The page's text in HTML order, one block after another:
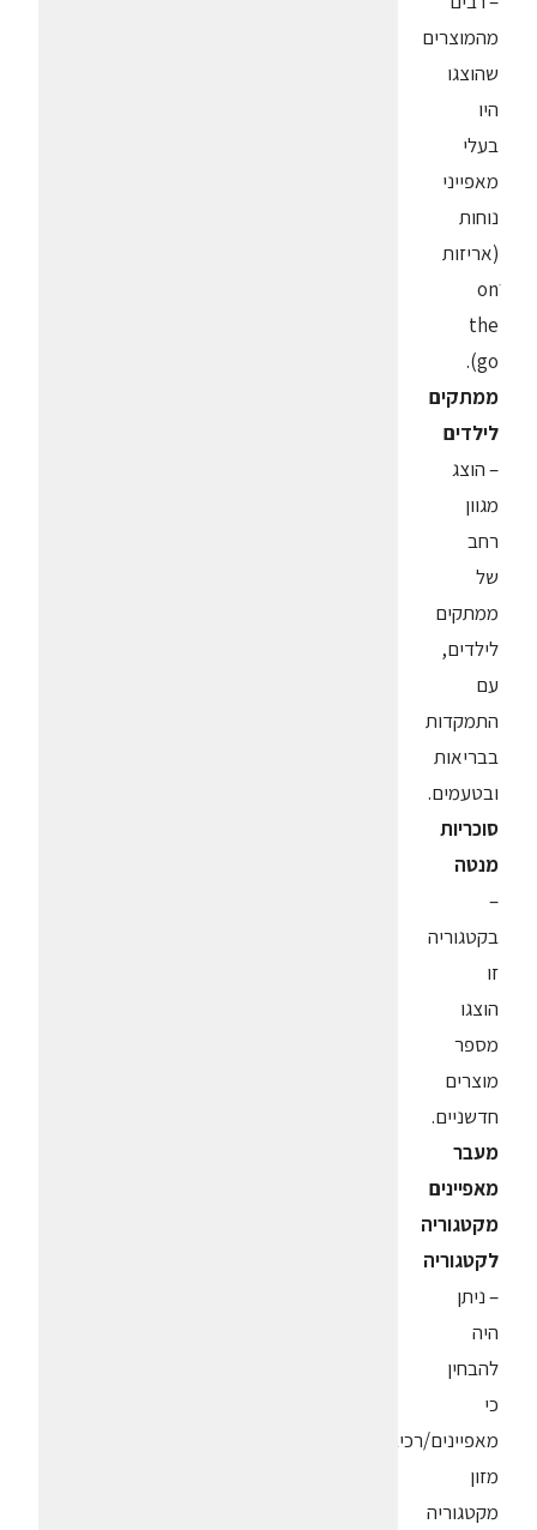
מהמוצרים
שהוצגו
היו
בעלי
מאפייני
נוחות
(אריזות
ׂon
the
go).
ממתקים
לילדים
– הוצג
מגוון
רחב
של
ממתקים
לילדים,
עם
התמקדות
בבריאות
ובטעמים.
סוכריות
מנטה
–
בקטגוריה
זו
הוצגו
מספר
מוצרים
חדשניים.
מעבר
מאפיינים
מקטגוריה
לקטגוריה
– ניתן
היה
להבחין
כי
מאפיינים/רכיבי
מזון
מקטגוריה